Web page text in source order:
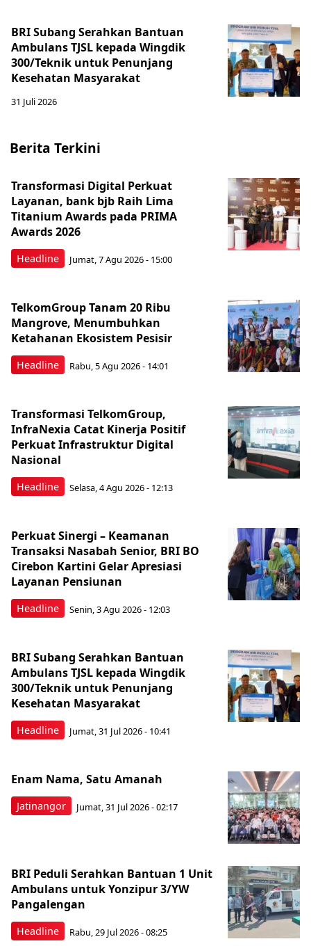
BRI Subang Serahkan Bantuan
Ambulans TJSL kepada Wingdik
300/Teknik untuk Penunjang
Kesehatan Masyarakat ​
31 Juli 2026
Berita Terkini
Headline
Transformasi Digital Perkuat
Layanan, bank bjb Raih Lima
Titanium Awards pada PRIMA
Awards 2026
Jumat, 7 Agu 2026 - 15:00
Headline
TelkomGroup Tanam 20 Ribu
Mangrove, Menumbuhkan
Ketahanan Ekosistem Pesisir
Rabu, 5 Agu 2026 - 14:01
Headline
Transformasi TelkomGroup,
InfraNexia Catat Kinerja Positif
Perkuat Infrastruktur Digital
Nasional
Selasa, 4 Agu 2026 - 12:13
Headline
Perkuat Sinergi – Keamanan
Transaksi Nasabah Senior, BRI BO
Cirebon Kartini Gelar Apresiasi
Layanan Pensiunan
Senin, 3 Agu 2026 - 12:03
Headline
BRI Subang Serahkan Bantuan
Ambulans TJSL kepada Wingdik
300/Teknik untuk Penunjang
Kesehatan Masyarakat ​
Jumat, 31 Jul 2026 - 10:41
Jatinangor
Enam Nama, Satu Amanah
Jumat, 31 Jul 2026 - 02:17
Headline
BRI Peduli Serahkan Bantuan 1 Unit
Ambulans untuk Yonzipur 3/YW
Pangalengan
Rabu, 29 Jul 2026 - 08:25